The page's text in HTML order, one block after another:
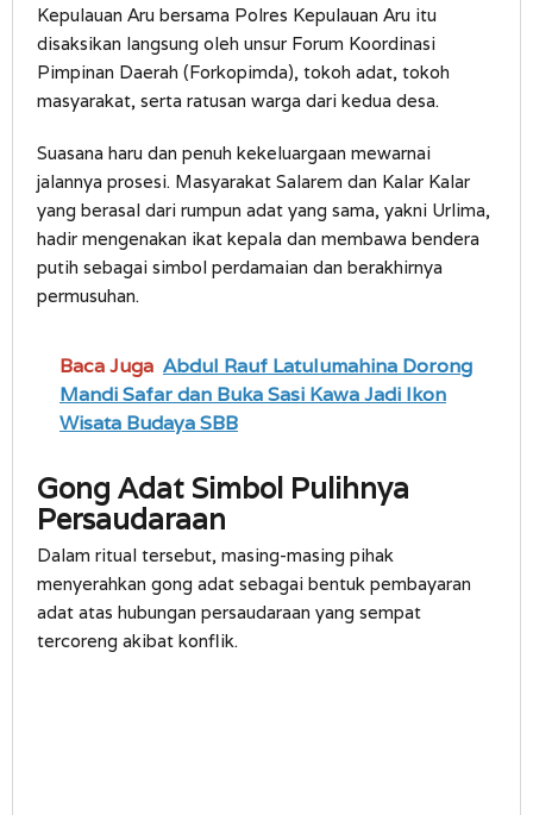
Kepulauan Aru bersama Polres Kepulauan Aru itu
disaksikan langsung oleh unsur Forum Koordinasi
Pimpinan Daerah (Forkopimda), tokoh adat, tokoh
masyarakat, serta ratusan warga dari kedua desa.
Suasana haru dan penuh kekeluargaan mewarnai
jalannya prosesi. Masyarakat Salarem dan Kalar Kalar
yang berasal dari rumpun adat yang sama, yakni Urlima,
hadir mengenakan ikat kepala dan membawa bendera
putih sebagai simbol perdamaian dan berakhirnya
permusuhan.
Baca Juga Abdul Rauf Latulumahina Dorong
Mandi Safar dan Buka Sasi Kawa Jadi Ikon
Wisata Budaya SBB
Gong Adat Simbol Pulihnya
Persaudaraan
Dalam ritual tersebut, masing-masing pihak
menyerahkan gong adat sebagai bentuk pembayaran
adat atas hubungan persaudaraan yang sempat
tercoreng akibat konflik.